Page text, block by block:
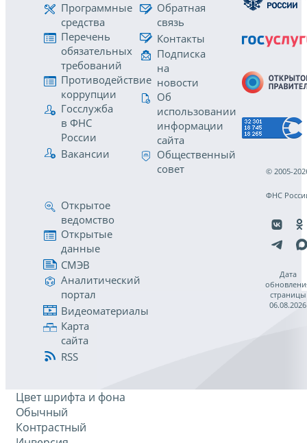
Программные
средства
Перечень
обязательных
требований
Противодействие
коррупции
Госслужба
в ФНС
России
Вакансии
Обратная
связь
Контакты
Подписка
на
новости
Об
использовании
информации
сайта
Общественный
совет
Открытое
ведомство
Открытые
данные
СМЭВ
Аналитический
портал
Видеоматериалы
Карта
сайта
RSS
© 2005-
ФНС
Дата
страницы
06.08.2026
Цвет шрифта и фона
Обычный
Контрастный